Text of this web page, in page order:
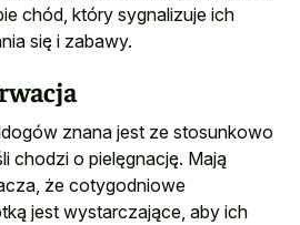
chód, który sygnalizuje ich
się i zabawy.
znana jest ze stosunkowo
chodzi o pielęgnację. Mają
że cotygodniowe
jest wystarczające, aby ich